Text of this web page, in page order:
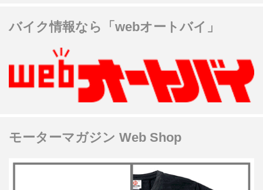
バイク情報なら「webオートバイ」
モーターマガジン Web Shop